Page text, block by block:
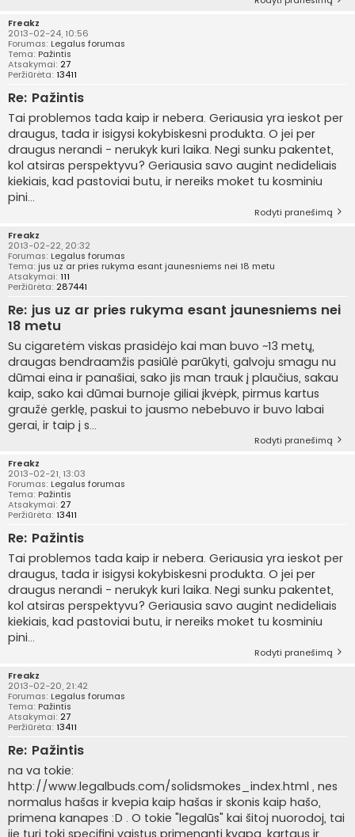
Freakz
2013-02-24, 10:56
Forumas: Legalus forumas
Tema: Pažintis
Atsakymai: 27
Peržiūrėta: 13411
Re: Pažintis
Tai problemos tada kaip ir nebera. Geriausia yra ieskot per
draugus, tada ir isigysi kokybiskesni produkta. O jei per
draugus nerandi - nerukyk kuri laika. Negi sunku pakentet,
kol atsiras perspektyvu? Geriausia savo augint nedideliais
kiekiais, kad pastoviai butu, ir nereiks moket tu kosminiu
pini...
Rodyti pranešimą
Freakz
2013-02-22, 20:32
Forumas: Legalus forumas
Tema: jus uz ar pries rukyma esant jaunesniems nei 18 metu
Atsakymai: 111
Peržiūrėta: 287441
Re: jus uz ar pries rukyma esant jaunesniems nei
18 metu
Su cigaretėm viskas prasidėjo kai man buvo ~13 metų,
draugas bendraamžis pasiūlė parūkyti, galvoju smagu nu
dūmai eina ir panašiai, sako jis man trauk į plaučius, sakau
kaip, sako kai dūmai burnoje giliai įkvėpk, pirmus kartus
graužė gerklę, paskui to jausmo nebebuvo ir buvo labai
gerai, ir taip į s...
Rodyti pranešimą
Freakz
2013-02-21, 13:03
Forumas: Legalus forumas
Tema: Pažintis
Atsakymai: 27
Peržiūrėta: 13411
Re: Pažintis
Tai problemos tada kaip ir nebera. Geriausia yra ieskot per
draugus, tada ir isigysi kokybiskesni produkta. O jei per
draugus nerandi - nerukyk kuri laika. Negi sunku pakentet,
kol atsiras perspektyvu? Geriausia savo augint nedideliais
kiekiais, kad pastoviai butu, ir nereiks moket tu kosminiu
pini...
Rodyti pranešimą
Freakz
2013-02-20, 21:42
Forumas: Legalus forumas
Tema: Pažintis
Atsakymai: 27
Peržiūrėta: 13411
Re: Pažintis
na va tokie:
http://www.legalbuds.com/solidsmokes_index.html , nes
normalus hašas ir kvepia kaip hašas ir skonis kaip hašo,
primena kanapes :D . O tokie "legalūs" kai šitoj nuorodoj, tai